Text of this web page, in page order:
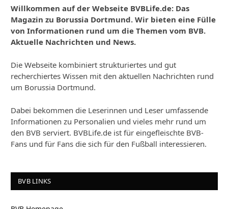
Willkommen auf der Webseite BVBLife.de: Das
Magazin zu Borussia Dortmund. Wir bieten eine Fülle
von Informationen rund um die Themen vom BVB.
Aktuelle Nachrichten und News.
Die Webseite kombiniert strukturiertes und gut
recherchiertes Wissen mit den aktuellen Nachrichten rund
um Borussia Dortmund.
Dabei bekommen die Leserinnen und Leser umfassende
Informationen zu Personalien und vieles mehr rund um
den BVB serviert. BVBLife.de ist für eingefleischte BVB-
Fans und für Fans die sich für den Fußball interessieren.
BVB LINKS